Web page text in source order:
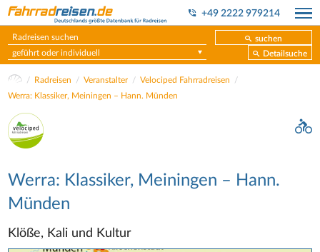
+49 2222 979214
suchen
geführt oder individuell
Detailsuche
Radreisen Veranstalter
Velociped Fahrradreisen
Werra: Klassiker, Meiningen – Hann. Münden
Werra: Klassiker, Meiningen – Hann.
Münden
Klöße, Kali und Kultur